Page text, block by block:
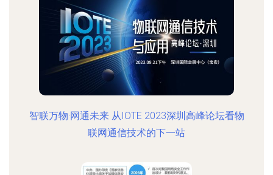
智联万物·网通未来 从IOTE 2023深圳高峰论坛看物
联网通信技术的下一站